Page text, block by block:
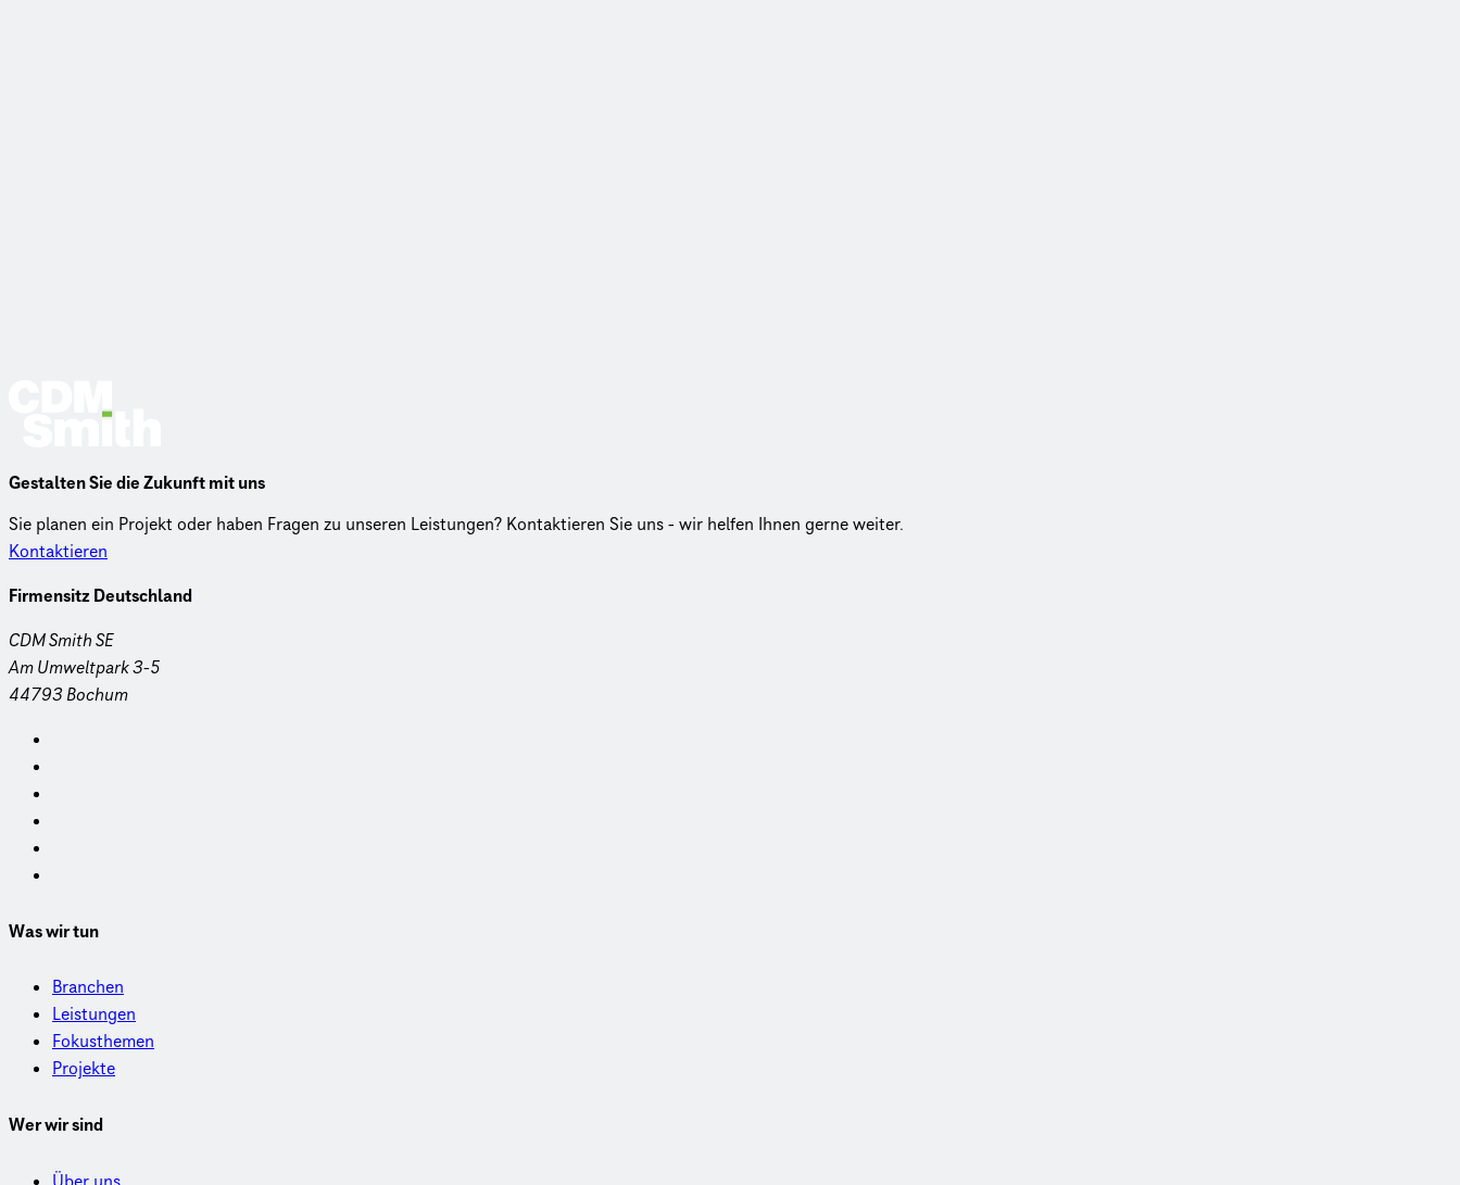
Gestalten Sie die Zukunft mit uns
Sie planen ein Projekt oder haben Fragen zu unseren Leistungen? Kontaktieren Sie uns - wir helfen Ihnen gerne weiter.
Kontaktieren
Firmensitz Deutschland
CDM Smith SE
Am Umweltpark 3-5
44793 Bochum
Was wir tun
Branchen
Leistungen
Fokusthemen
Projekte
Wer wir sind